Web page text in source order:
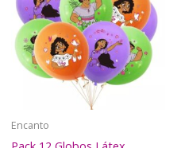
Encanto